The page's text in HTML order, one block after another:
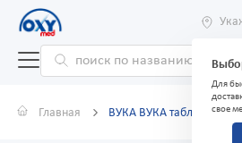
Для
свое
Главная ВУКА ВУКА таблетки